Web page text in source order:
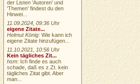
der Listen 'Autoren' und
'Themen' findest du den
Hinwei...
11.09.2024, 09:36 Uhr
eigene Zitate...
Helmut König: Wie kann ich
eigene Zitate hinzufügen...
11.10.2021, 10:56 Uhr
Kein tägliches Zit...
hsm: Ich finde es auch
schade, daß es z.Zt. kein
tägliches Zitat gibt. Aber
man...